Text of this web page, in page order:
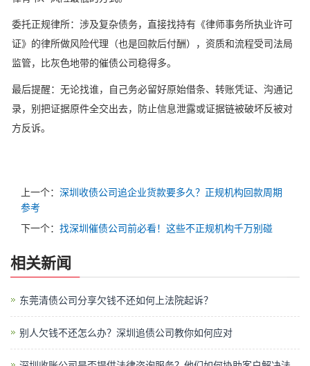
委托正规律所：涉及复杂债务，直接找持有《律师事务所执业许可
证》的律所做风险代理（也是回款后付酬），资质和流程受司法局
监管，比灰色地带的催债公司稳得多。
最后提醒：无论找谁，自己务必留好原始借条、转账凭证、沟通记
录，别把证据原件全交出去，防止信息泄露或证据链被破坏反被对
方反诉。
上一个： 深圳收债公司追企业货款要多久？正规机构回款周期
参考
下一个： 找深圳催债公司前必看！这些不正规机构千万别碰
相关新闻
东莞清债公司分享欠钱不还如何上法院起诉？
别人欠钱不还怎么办？深圳追债公司教你如何应对